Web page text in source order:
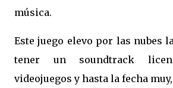
música.
Este juego elevo por las nubes
tener un soundtrack
videojuegos y hasta la fecha